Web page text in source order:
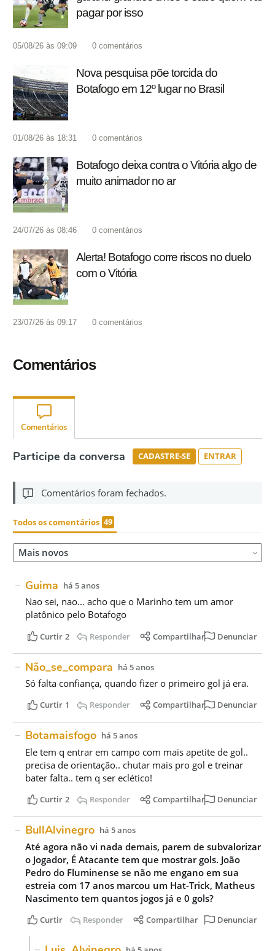
pagar por isso
05/08/26 às 09:09 0 comentários
Nova pesquisa põe torcida do
Botafogo em 12º lugar no Brasil
01/08/26 às 18:31 0 comentários
Botafogo deixa contra o Vitória algo de
muito animador no ar
24/07/26 às 08:46 0 comentários
Alerta! Botafogo corre riscos no duelo
com o Vitória
23/07/26 às 09:17 0 comentários
Comentários